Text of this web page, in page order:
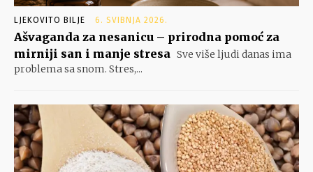
LJEKOVITO BILJE 6. SVIBNJA 2026.
Ašvaganda za nesanicu – prirodna pomoć za
mirniji san i manje stresa Sve više ljudi danas ima
problema sa snom. Stres,...